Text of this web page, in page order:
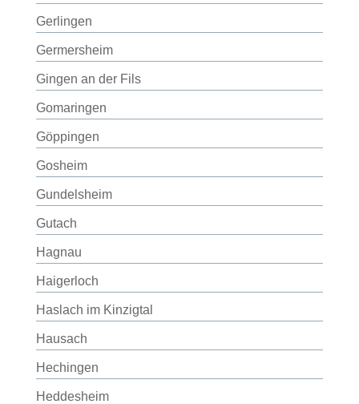
Gerlingen
Germersheim
Gingen an der Fils
Gomaringen
Göppingen
Gosheim
Gundelsheim
Gutach
Hagnau
Haigerloch
Haslach im Kinzigtal
Hausach
Hechingen
Heddesheim